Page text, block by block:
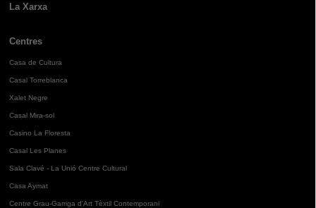
La Xarxa
Centres
Casa de Cultura
Casal Torreblanca
Xalet Negre
Casal Mira-sol
Casino La Floresta
Casal Les Planes
Sala Clavé - La Unió Centre Cultural
Casa Aymat
Centre Grau-Garriga d'Art Tèxtil Contemporani